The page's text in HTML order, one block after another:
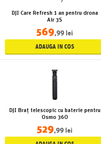
DJI Care Refresh 1 an pentru drona
Air 3S
569,99 lei
ADAUGA IN COS
DJI Braț telescopic cu baterie pentru
Osmo 360
529,99 lei